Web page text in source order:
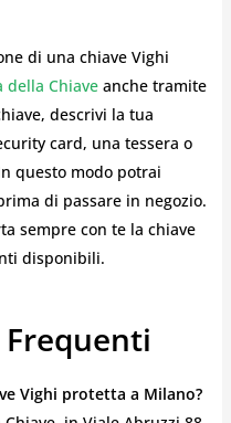
di una chiave Vighi
della Chiaveanche tramite
descrivi la tua
card, una tessera o
questo modo potrai
di passare in negozio.
sempre con te la chiave
disponibili.
Frequenti
Vighi protetta a Milano?